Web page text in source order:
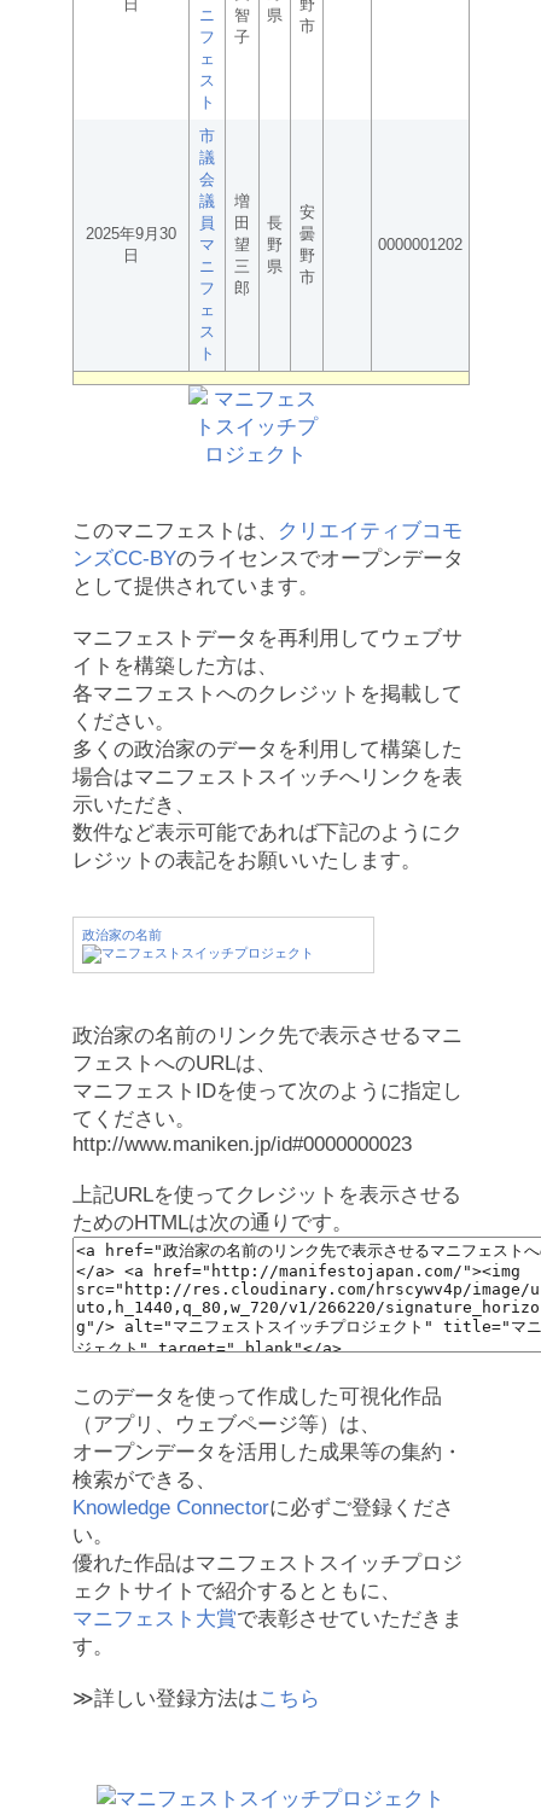
日
ニ
フ
ェ
ス
ト
智
子
県
野
市
2025年9月30
日
市
議
会
議
員
マ
ニ
フ
ェ
ス
ト
増
田
望
三
郎
長
野
県
安
曇
野
市
0000001202
このマニフェストは、
クリエイティブコモ
ンズCC-BYのライセンスでオープンデータ
として提供されています。
マニフェストデータを再利用してウェブサ
イトを構築した方は、
各マニフェストへのクレジットを掲載して
ください。
多くの政治家のデータを利用して構築した
場合はマニフェストスイッチへリンクを表
示いただき、
数件など表示可能であれば下記のようにク
レジットの表記をお願いいたします。
政治家の名前
政治家の名前のリンク先で表示させるマニ
フェストへのURLは、
マニフェストIDを使って次のように指定し
てください。
http://www.maniken.jp/id#0000000023
上記URLを使ってクレジットを表示させる
ためのHTMLは次の通りです。
このデータを使って作成した可視化作品
（アプリ、ウェブページ等）は、
オープンデータを活用した成果等の集約・
検索ができる、
Knowledge Connectorに必ずご登録くださ
い。
優れた作品はマニフェストスイッチプロジ
ェクトサイトで紹介するとともに、
マニフェスト大賞で表彰させていただきま
す。
≫詳しい登録方法はこちら